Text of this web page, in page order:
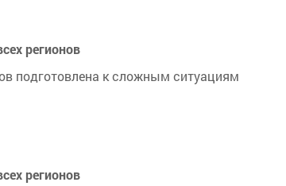
регионов
подготовлена к сложным ситуациям
регионов